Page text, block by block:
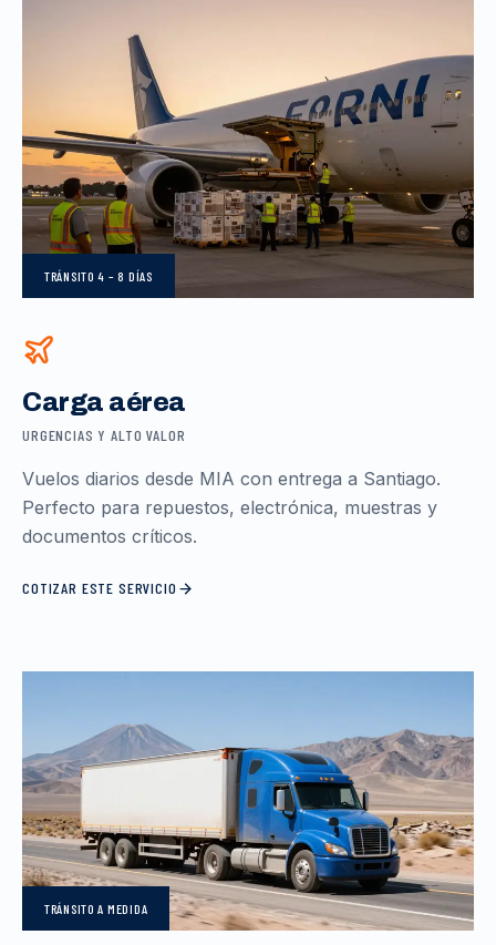
TRÁNSITO4 – 8 DÍAS
Carga aérea
URGENCIAS Y ALTO VALOR
Vuelos diarios desde MIA con entrega a Santiago.
Perfecto para repuestos, electrónica, muestras y
documentos críticos.
COTIZAR ESTE SERVICIO
TRÁNSITOA MEDIDA